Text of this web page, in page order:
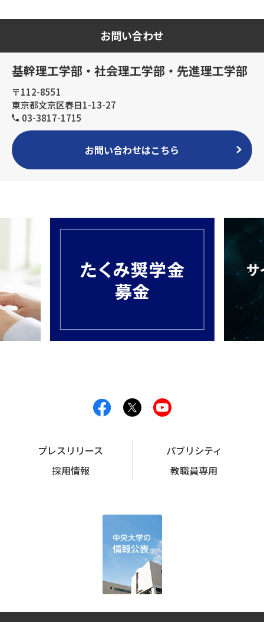
お問い合わせ
基幹理工学部・社会理工学部・先進理工学部
〒112-8551
東京都文京区春日1-13-27
03-3817-1715
お問い合わせはこちら
プレスリリース
パブリシティ
採用情報
教職員専用